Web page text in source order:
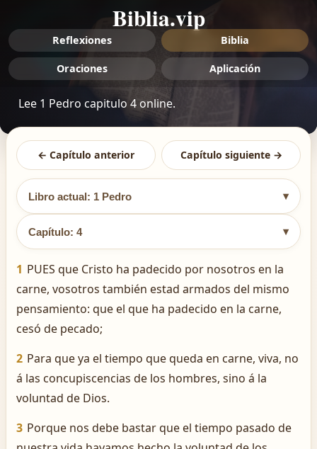
Biblia.vip
Reflexiones Biblia
Oraciones Aplicación
Lee 1 Pedro capitulo 4 online.
← Capítulo anterior Capítulo siguiente →
Libro actual: 1 Pedro ▾
Capítulo: 4 ▾
1 PUES que Cristo ha padecido por nosotros en la
carne, vosotros también estad armados del mismo
pensamiento: que el que ha padecido en la carne,
cesó de pecado;
2 Para que ya el tiempo que queda en carne, viva, no
á las concupiscencias de los hombres, sino á la
voluntad de Dios.
3 Porque nos debe bastar que el tiempo pasado de